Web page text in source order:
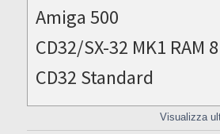
Amiga 500
CD32/SX-32 MK1 RAM
CD32 Standard
Visualizza